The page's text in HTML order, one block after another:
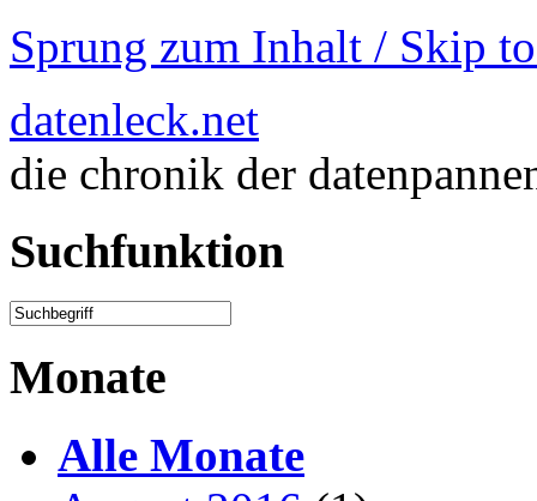
Sprung zum Inhalt / Skip
datenleck.net
die chronik der
Suchfunktion
Monate
Alle Monate